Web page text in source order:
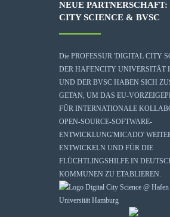
NEUE
CITY SCIENCE & BVSC
Die PROFESSUR 'DIGITAL CITY
DER HAFENCITY UNIVERSITÄT
UND DER BVSC HABEN SICH
GETAN, UM DAS EU-
FÜR INTERNATIONALE
OPEN-SOURCE-SOFTWARE-
ENTWICKLUNG'MICADO'
ENTWICKELN UND FÜR DIE
FLÜCHTLINGSHILFE IN
KOMMUNEN ZU ETABLIEREN.